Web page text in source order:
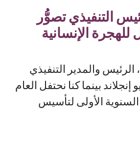
التنفيذي تصوُّر
الإنسانية
والمدير التنفيذي
إنجلاند بينما كنا نحتفل العام
الأولى لتأسيس